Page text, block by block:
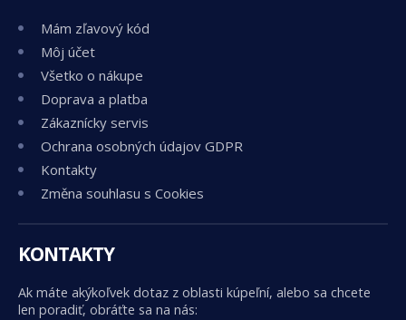
Mám zľavový kód
Môj účet
Všetko o nákupe
Doprava a platba
Zákaznícky servis
Ochrana osobných údajov GDPR
Kontakty
Změna souhlasu s Cookies
KONTAKTY
Ak máte akýkoľvek dotaz z oblasti kúpeľní, alebo sa chcete
len poradiť, obráťte sa na nás: